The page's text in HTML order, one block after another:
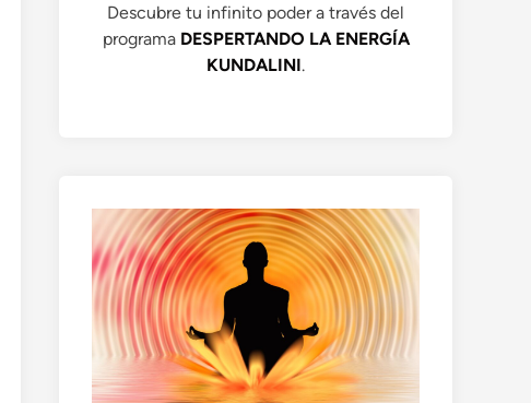
Descubre tu infinito poder a través del
programa DESPERTANDO LA ENERGÍA
KUNDALINI.